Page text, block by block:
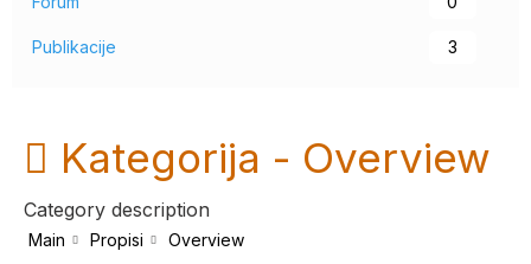
Publikacije 3
Kategorija - Overview
Category description
Main Propisi Overview